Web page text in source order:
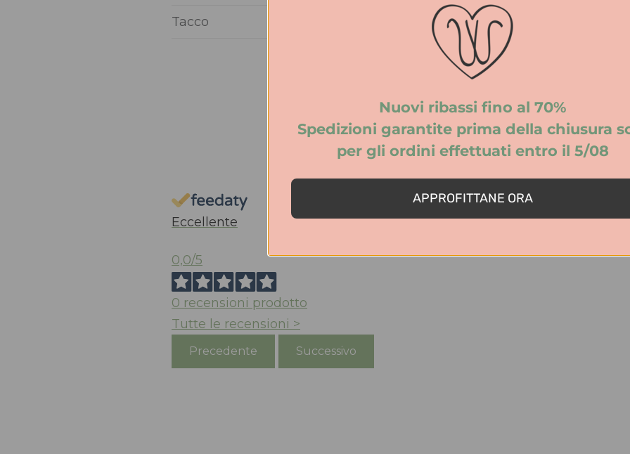
Tacco
Eccellente
0,0/5
0 recensioni prodotto
Tutte le recensioni >
Precedente Successivo
Nuovi ribassi fino al 70%
Spedizioni garantite prima della chiusura
per gli ordini effettuati entro il 5/08
APPROFITTANE ORA